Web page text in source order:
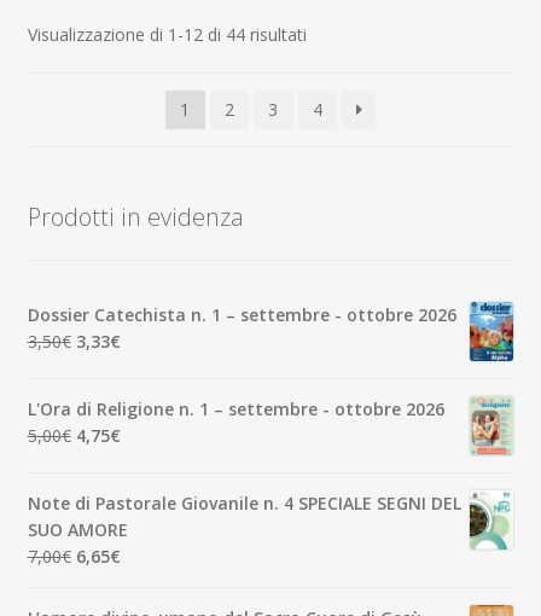
Visualizzazione di 1-12 di 44 risultatiOrdina
al
1 2 3 4
Prodotti in evidenza
Dossier Catechista n. 1 – settembre - ottobre 2026
3,50€ Il
era:
3,50€.
3,33€Il
è:
3,33€.
L'Ora di Religione n. 1 – settembre - ottobre 2026
5,00€ Il
era:
5,00€.
4,75€Il
è:
4,75€.
Note di Pastorale Giovanile n. 4 SPECIALE SEGNI DEL
SUO AMORE
7,00€ Il
originale
6,65€Il
attuale